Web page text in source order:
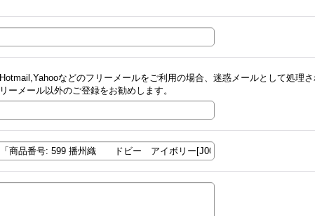
Hotmail,Yahooなどのフリーメールをご利用の場合、迷惑メールとして処理
リーメール以外のご登録をお勧めします。